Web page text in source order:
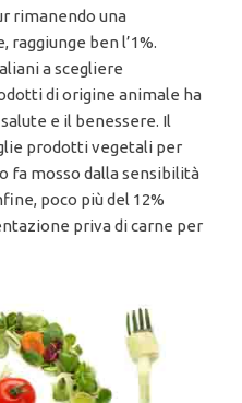
rimanendo una
ben l’1%.
a scegliere
di origine animale ha
e il benessere. Il
prodotti vegetali per
fa mosso dalla sensibilità
poco più del 12%
priva di carne per